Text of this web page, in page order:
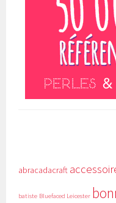
abracadacraft
batiste Bluefaced Leicester